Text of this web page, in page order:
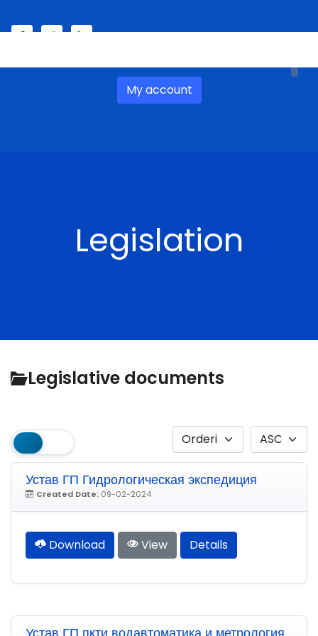
Select your language
My account
Legislation
Legislative documents
Устав ГП Гидрологическая экспедиция
Created Date: 09-02-2024
Download View Details